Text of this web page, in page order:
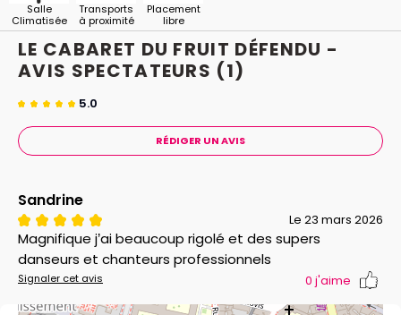
Salle
Climatisée
Transports
à proximité
Placement
libre
LE CABARET DU FRUIT DÉFENDU -
AVIS SPECTATEURS (1)
5.0
RÉDIGER UN AVIS
Sandrine
Le 23 mars 2026
Magnifique j’ai beaucoup rigolé et des supers
danseurs et chanteurs professionnels
Signaler cet avis 0 j'aime